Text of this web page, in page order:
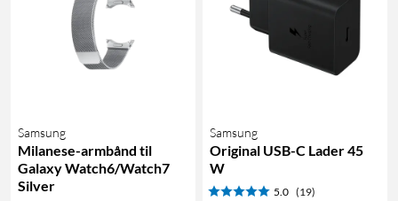
Samsung
Milanese-armbånd til
Galaxy Watch6/Watch7
Silver
Samsung
Original USB-C Lader 45
W
5.0 (19)